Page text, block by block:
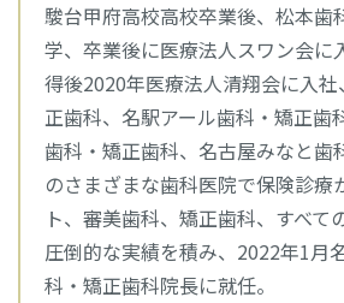
駿台甲府高校高校卒業後、松本歯
学、卒業後に医療法人スワン会に
得後2020年医療法人清翔会に入
正歯科、名駅アール歯科・矯正歯
歯科・矯正歯科、名古屋みなと歯
のさまざまな歯科医院で保険診療
ト、審美歯科、矯正歯科、すべて
圧倒的な実績を積み、2022年1月
科・矯正歯科院長に就任。